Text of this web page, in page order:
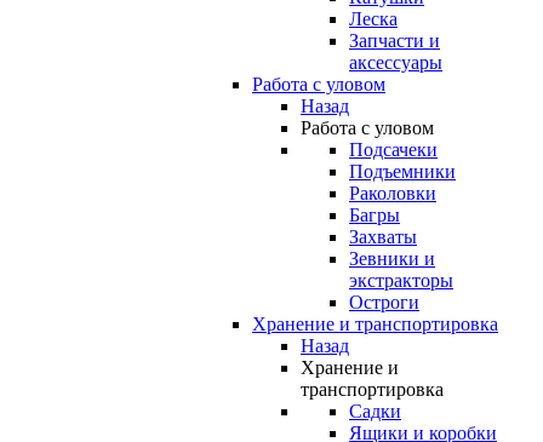
Леска
Запчасти и
аксессуары
Работа с уловом
Назад
Работа с уловом
Подсачеки
Подъемники
Раколовки
Багры
Захваты
Зевники и
экстракторы
Остроги
Хранение и транспортировка
Назад
Хранение и
транспортировка
Садки
Ящики и коробки